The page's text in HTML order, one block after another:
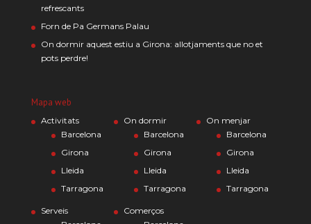
refrescants
Forn de Pa Germans Palau
On dormir aquest estiu a Girona: allotjaments que no et
pots perdre!
Mapa web
Activitats
Barcelona
Girona
Lleida
Tarragona
On dormir
Barcelona
Girona
Lleida
Tarragona
On menjar
Barcelona
Girona
Lleida
Tarragona
Serveis
Comerços